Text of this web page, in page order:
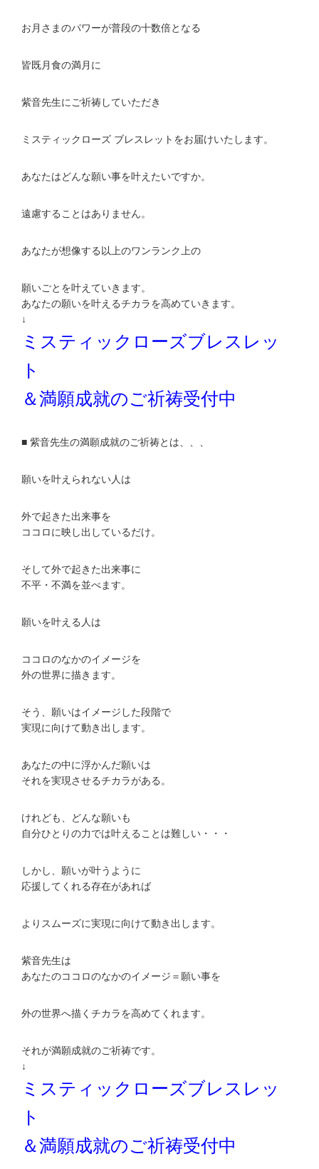
お月さまのパワーが普段の十数倍となる
皆既月食の満月に
紫音先生にご祈祷していただき
ミスティックローズ ブレスレットをお届けいたします。
あなたはどんな願い事を叶えたいですか。
遠慮することはありません。
あなたが想像する以上のワンランク上の
願いごとを叶えていきます。
あなたの願いを叶えるチカラを高めていきます。
↓
ミスティックローズブレスレッ
ト
＆満願成就のご祈祷受付中
■ 紫音先生の満願成就のご祈祷とは、、、
願いを叶えられない人は
外で起きた出来事を
ココロに映し出しているだけ。
そして外で起きた出来事に
不平・不満を並べます。
願いを叶える人は
ココロのなかのイメージを
外の世界に描きます。
そう、願いはイメージした段階で
実現に向けて動き出します。
あなたの中に浮かんだ願いは
それを実現させるチカラがある。
けれども、どんな願いも
自分ひとりの力では叶えることは難しい・・・
しかし、願いが叶うように
応援してくれる存在があれば
よりスムーズに実現に向けて動き出します。
紫音先生は
あなたのココロのなかのイメージ＝願い事を
外の世界へ描くチカラを高めてくれます。
それが満願成就のご祈祷です。
↓
ミスティックローズブレスレッ
ト
＆満願成就のご祈祷受付中